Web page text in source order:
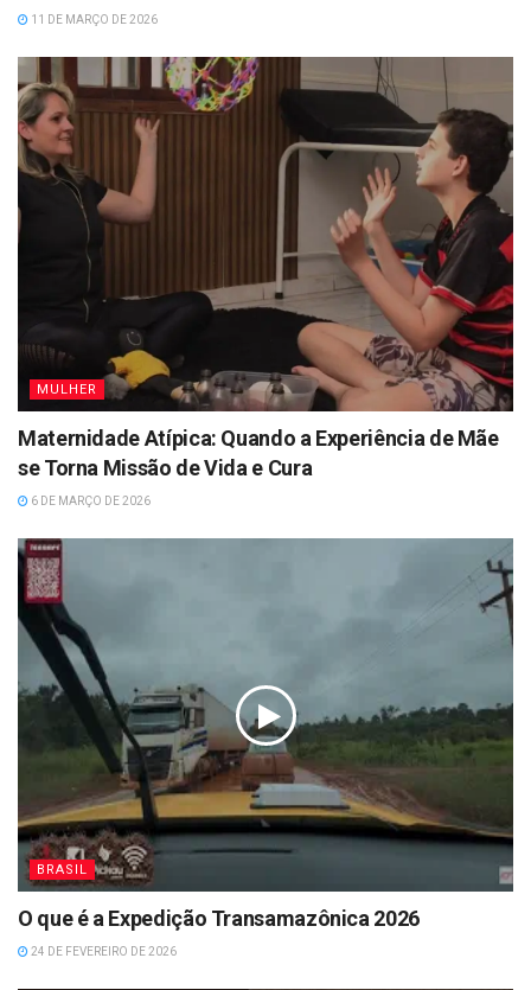
11 DE MARÇO DE 2026
MULHER
Maternidade Atípica: Quando a Experiência de Mãe
se Torna Missão de Vida e Cura
6 DE MARÇO DE 2026
BRASIL
O que é a Expedição Transamazônica 2026
24 DE FEVEREIRO DE 2026